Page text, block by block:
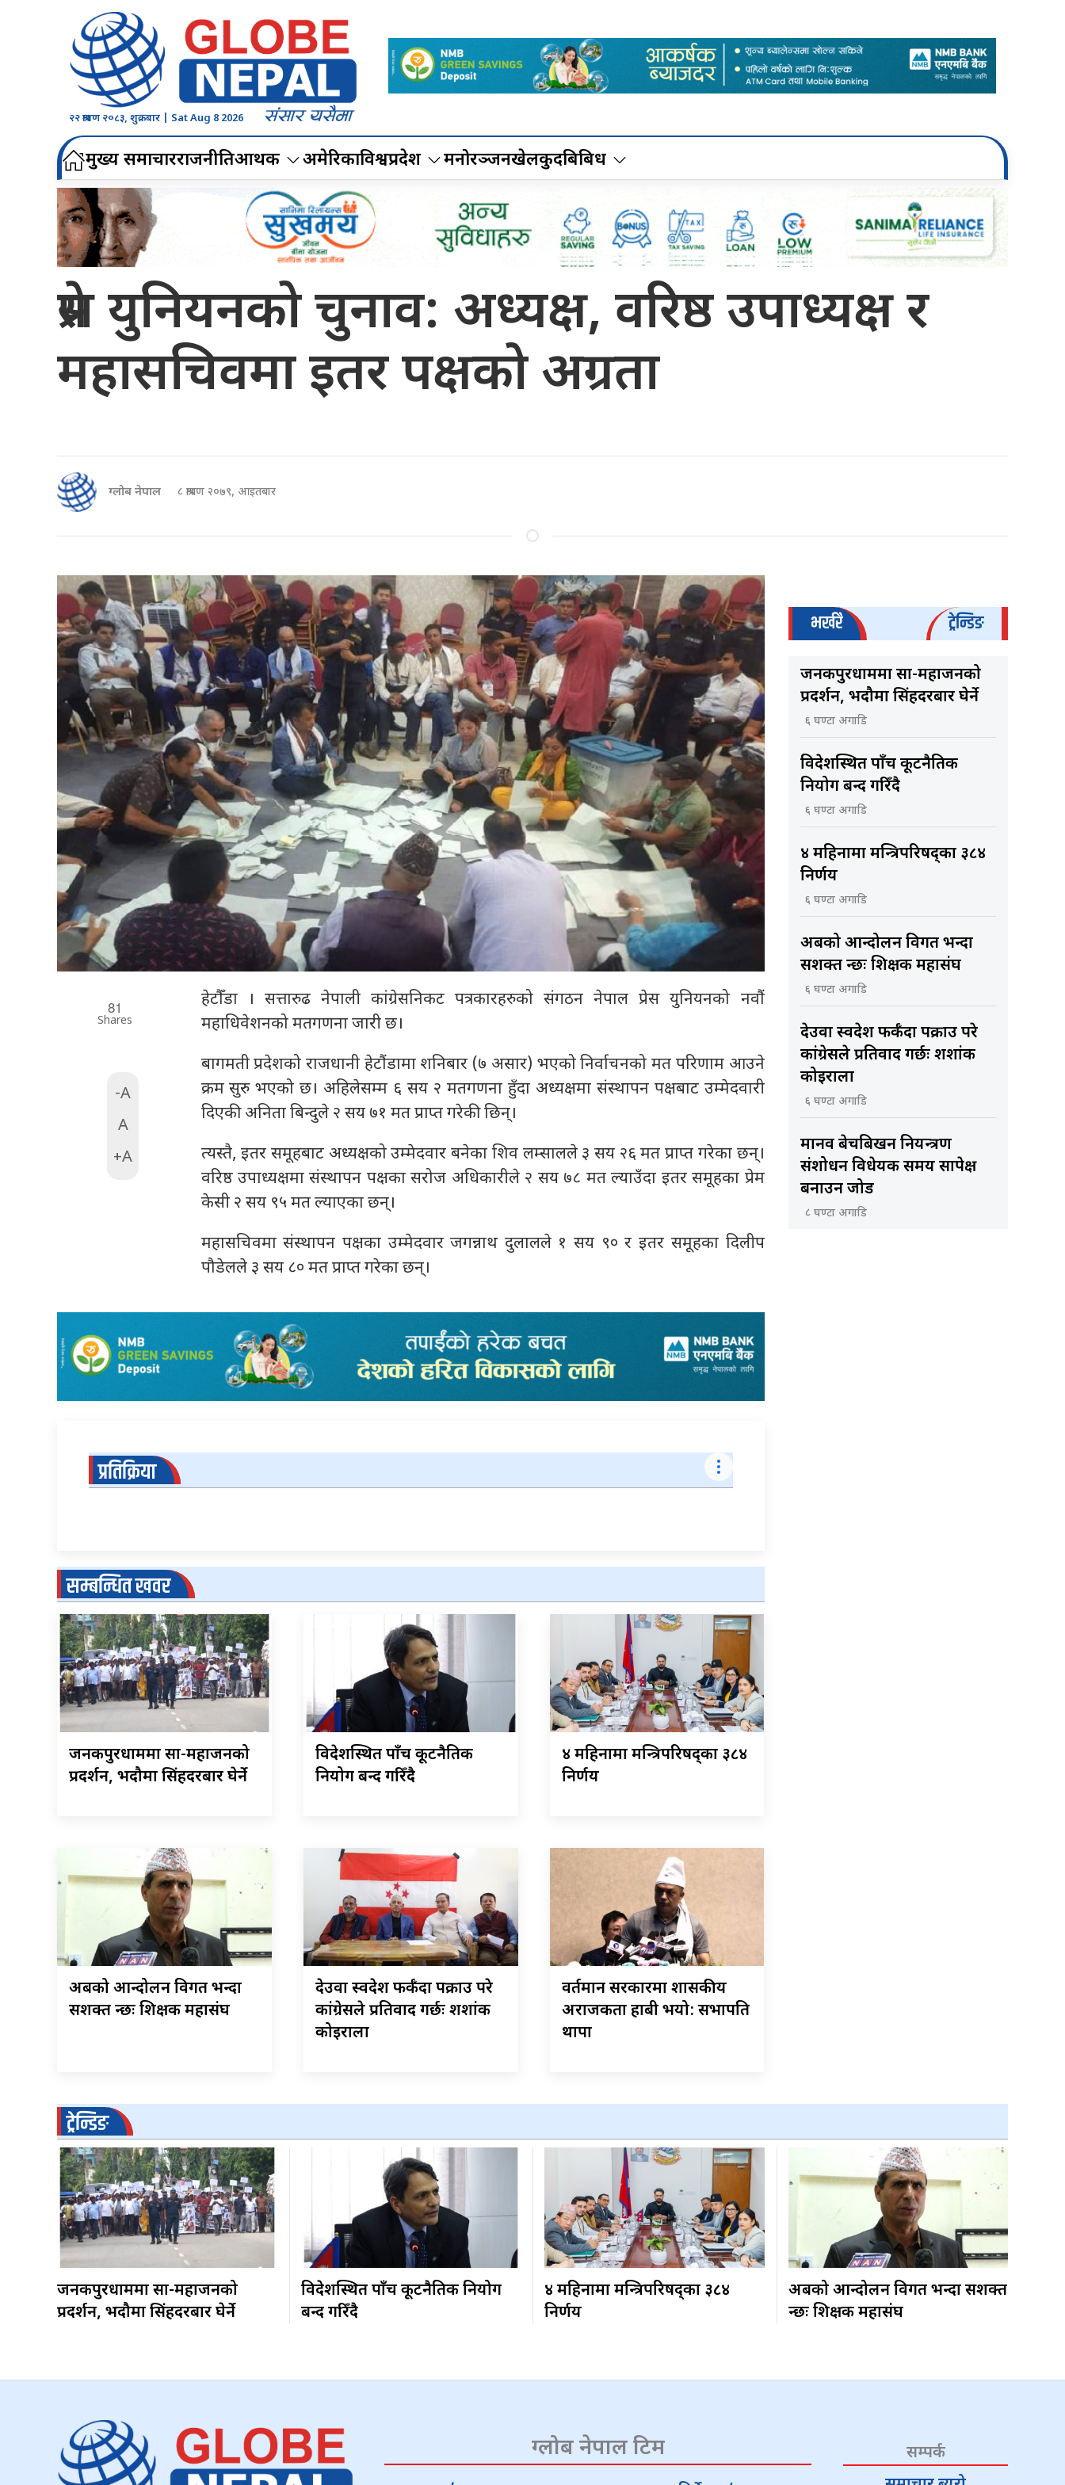
२२ श्रावण २०८३, शुक्रबार | Sat Aug 8 2026
मुख्य समाचारराजनीतिआर्थिक अमेरिकाविश्वप्रदेश मनोरञ्जनखेलकुदबिबिध
प्रेस युनियनको चुनाव: अध्यक्ष, वरिष्ठ उपाध्यक्ष र
महासचिवमा इतर पक्षको अग्रता
ग्लोब नेपाल ८ श्रावण २०७९, आइतबार
81
Shares
-A
A
+A
हेटौँडा । सत्तारुढ नेपाली कांग्रेसनिकट पत्रकारहरुको संगठन नेपाल प्रेस युनियनको नवौं
महाधिवेशनको मतगणना जारी छ।
बागमती प्रदेशको राजधानी हेटौंडामा शनिबार (७ असार) भएको निर्वाचनको मत परिणाम आउने
क्रम सुरु भएको छ। अहिलेसम्म ६ सय २ मतगणना हुँदा अध्यक्षमा संस्थापन पक्षबाट उम्मेदवारी
दिएकी अनिता बिन्दुले २ सय ७१ मत प्राप्त गरेकी छिन्।
त्यस्तै, इतर समूहबाट अध्यक्षको उम्मेदवार बनेका शिव लम्सालले ३ सय २६ मत प्राप्त गरेका छन्।
वरिष्ठ उपाध्यक्षमा संस्थापन पक्षका सरोज अधिकारीले २ सय ७८ मत ल्याउँदा इतर समूहका प्रेम
केसी २ सय ९५ मत ल्याएका छन्।
महासचिवमा संस्थापन पक्षका उम्मेदवार जगन्नाथ दुलालले १ सय ९० र इतर समूहका दिलीप
पौडेलले ३ सय ८० मत प्राप्त गरेका छन्।
प्रतिक्रिया
सम्बन्धित खवर
जनकपुरधाममा साहु-महाजनको
प्रदर्शन, भदौमा सिंहदरबार घेर्ने
विदेशस्थित पाँच कूटनैतिक
नियोग बन्द गरिँदै
४ महिनामा मन्त्रिपरिषद्का ३८४
निर्णय
अबको आन्दोलन विगत भन्दा
सशक्त हुन्छः शिक्षक महासंघ
देउवा स्वदेश फर्कँदा पक्राउ परे
कांग्रेसले प्रतिवाद गर्छः शशांक
कोइराला
वर्तमान सरकारमा शासकीय
अराजकता हाबी भयो: सभापति
थापा
भर्खरै ट्रेन्डिङ
जनकपुरधाममा साहु-महाजनको
प्रदर्शन, भदौमा सिंहदरबार घेर्ने
६ घण्टा अगाडि
विदेशस्थित पाँच कूटनैतिक
नियोग बन्द गरिँदै
६ घण्टा अगाडि
४ महिनामा मन्त्रिपरिषद्का ३८४
निर्णय
६ घण्टा अगाडि
अबको आन्दोलन विगत भन्दा
सशक्त हुन्छः शिक्षक महासंघ
६ घण्टा अगाडि
देउवा स्वदेश फर्कँदा पक्राउ परे
कांग्रेसले प्रतिवाद गर्छः शशांक
कोइराला
६ घण्टा अगाडि
मानव बेचबिखन नियन्त्रण
संशोधन विधेयक समय सापेक्ष
बनाउन जोड
८ घण्टा अगाडि
ट्रेन्डिङ
जनकपुरधाममा साहु-महाजनको
प्रदर्शन, भदौमा सिंहदरबार घेर्ने
विदेशस्थित पाँच कूटनैतिक नियोग
बन्द गरिँदै
४ महिनामा मन्त्रिपरिषद्का ३८४
निर्णय
अबको आन्दोलन विगत भन्दा सशक्त
हुन्छः शिक्षक महासंघ
ग्लोब नेपाल टिम
सम्पर्क